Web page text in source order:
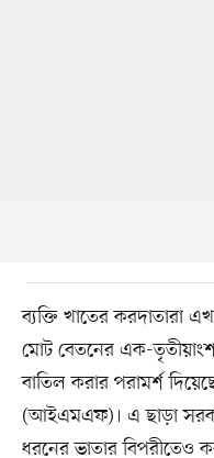
ব্যক্তি খাতের করদাতারা
মোট বেতনের এক-
বাতিল করার পরামর্শ
(আইএমএফ)। এ ছাড়া
ধরনের ভাতার বিপরীতেও